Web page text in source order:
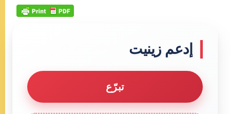
إدعم زينيت
تبرّع